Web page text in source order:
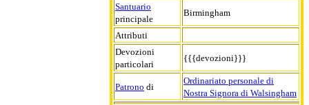
Santuario
principale
Birmingham
Attributi
Devozioni
particolari
{{{devozioni}}}
Patrono di
Ordinariato personale di
Nostra Signora di Walsingham